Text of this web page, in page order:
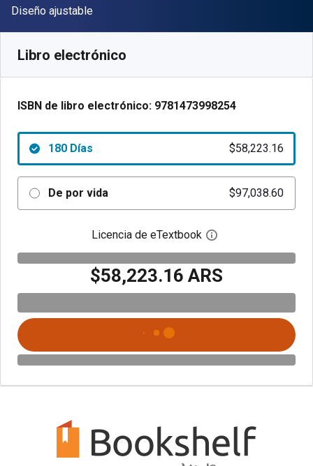
Formato
Diseño ajustable
Libro electrónico
ISBN de libro electrónico: 9781473998254
180 Días $58,223.16
De por vida $97,038.60
Licencia de eTextbook Abre el cuadro de
$58,223.16 ARS